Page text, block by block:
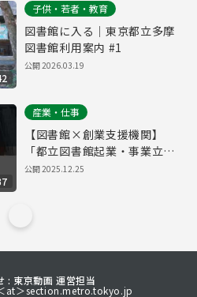
子供・若者・教育
図書館に入る｜東京都立多摩
図書館利用案内 #1
公開2026.03.19
産業・仕事
【図書館×創業支援機関】
「都立図書館起業・事業立案
ワークシート」でビジネスプ
公開2025.12.25
: 東京動画 運営担当
at＞section.metro.tokyo.jp